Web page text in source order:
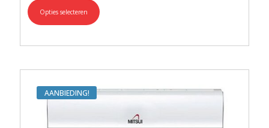
Opties selecteren
Dit
product
Deze
optie
kan
gekozen
worden
AANBIEDING